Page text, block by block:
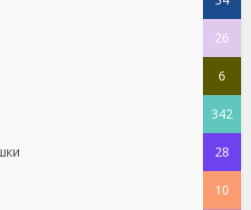
26
6
342
28
10